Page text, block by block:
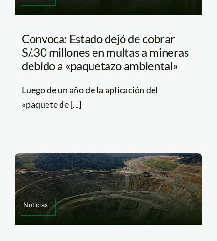
Convoca: Estado dejó de cobrar
S/.30 millones en multas a mineras
debido a «paquetazo ambiental»
Luego de un año de la aplicación del
«paquete de [...]
Noticias